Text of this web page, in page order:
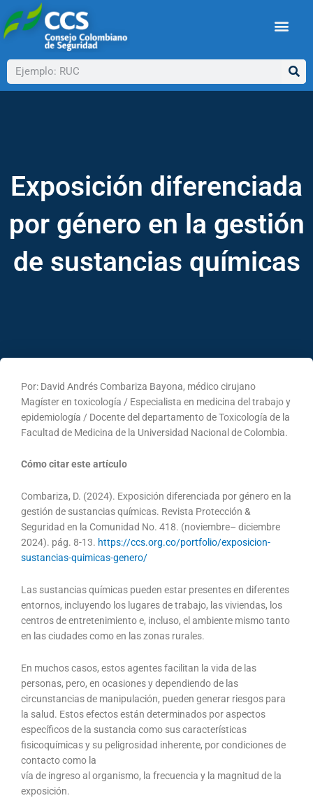
al
contenido
Buscar
Exposición diferenciada
por género en la gestión
de sustancias químicas
Por: David Andrés Combariza Bayona, médico cirujano
Magíster en toxicología / Especialista en medicina del trabajo y
epidemiología / Docente del departamento de Toxicología de la
Facultad de Medicina de la Universidad Nacional de Colombia.
Cómo citar este artículo
Combariza, D. (2024). Exposición diferenciada por género en la
gestión de sustancias químicas. Revista Protección &
Seguridad en la Comunidad No. 418. (noviembre– diciembre
2024). pág. 8-13. https://ccs.org.co/portfolio/exposicion-
sustancias-quimicas-genero/
Las sustancias químicas pueden estar presentes en diferentes
entornos, incluyendo los lugares de trabajo, las viviendas, los
centros de entretenimiento e, incluso, el ambiente mismo tanto
en las ciudades como en las zonas rurales.
En muchos casos, estos agentes facilitan la vida de las
personas, pero, en ocasiones y dependiendo de las
circunstancias de manipulación, pueden generar riesgos para
la salud. Estos efectos están determinados por aspectos
específicos de la sustancia como sus características
fisicoquímicas y su peligrosidad inherente, por condiciones de
contacto como la
vía de ingreso al organismo, la frecuencia y la magnitud de la
exposición.